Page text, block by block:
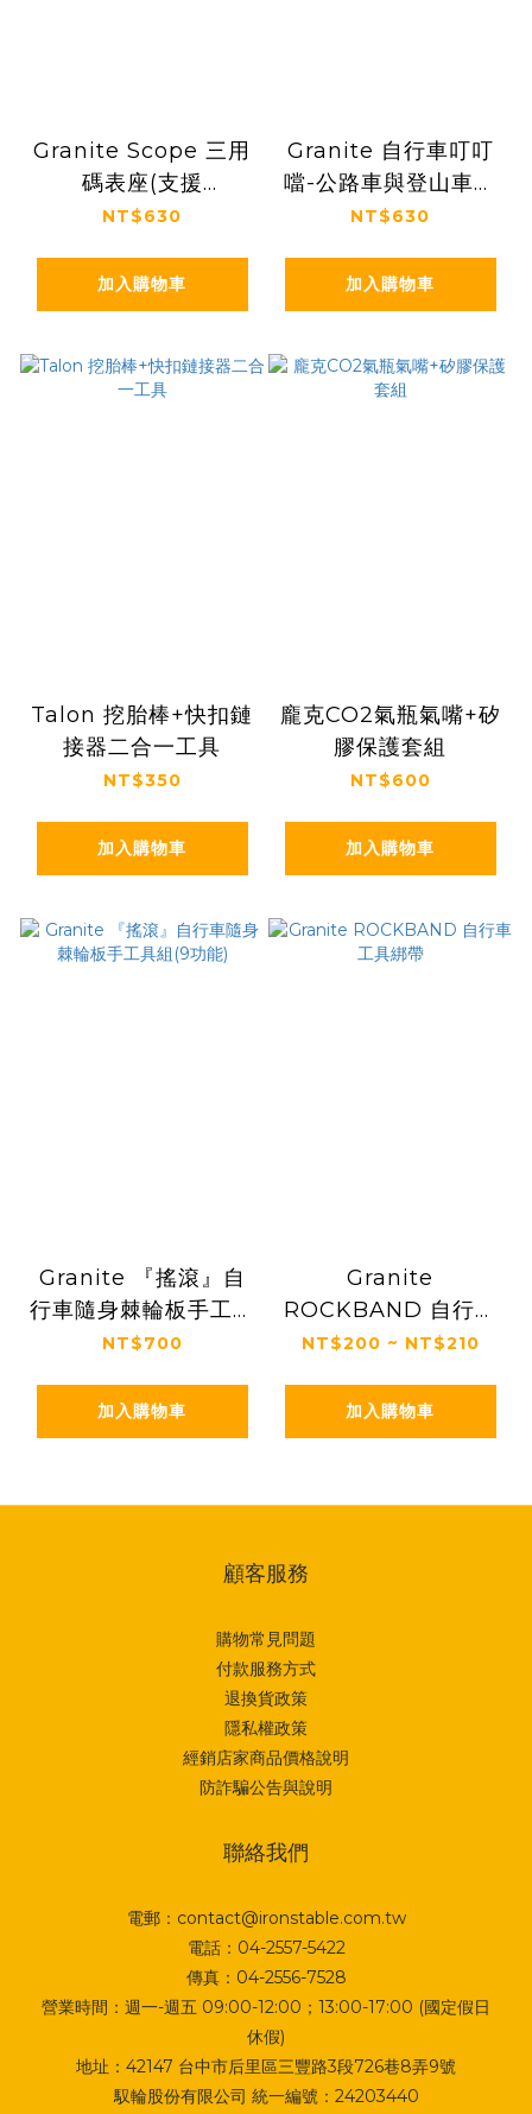
Granite Scope 三用
碼表座(支援
Garmin,Wahoo與
Specialized
SWAT™ Conceal
NT$630
加入購物車
Granite 自行車叮叮
噹-公路車與登山車通
用(自行車鈴鐺)
NT$630
加入購物車
Talon 挖胎棒+快扣鏈
接器二合一工具
NT$350
加入購物車
龐克CO2氣瓶氣嘴+矽
膠保護套組
NT$600
加入購物車
Granite 『搖滾』自
行車隨身棘輪板手工具
組(9功能)
NT$700
加入購物車
Granite
ROCKBAND 自行車
工具綁帶
NT$200 ~ NT$210
加入購物車
顧客服務
購物常見問題
付款服務方式
退換貨政策
隱私權政策
經銷店家商品價格說明
防詐騙公告與說明
聯絡我們
電郵：contact@ironstable.com.tw
電話：04-2557-5422
傳真：04-2556-7528
營業時間：週一-週五 09:00-12:00；13:00-17:00 (國定假日
休假)
地址： 42147 台中市后里區三豐路3段726巷8弄9號
馭輪股份有限公司 統一編號：24203440